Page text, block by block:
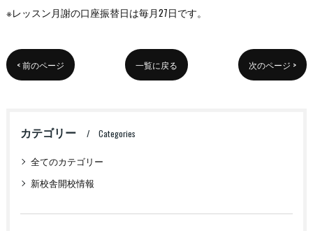
※レッスン月謝の口座振替日は毎月27日です。
< 前のページ 一覧に戻る 次のページ >
カテゴリー Categories
全てのカテゴリー
新校舎開校情報